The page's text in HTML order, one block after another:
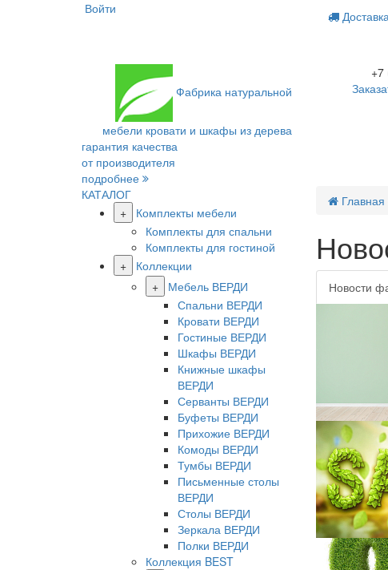
Войти
Фабрика натуральной
мебели кровати и шкафы из дерева
+7
гарантия качества
от производителя
подробнее
КАТАЛОГ
+
Комплекты мебели
Комплекты для спальни
Комплекты для гостиной
+
Коллекции
+
Мебель ВЕРДИ
Спальни ВЕРДИ
Кровати ВЕРДИ
Гостиные ВЕРДИ
Шкафы ВЕРДИ
Книжные шкафы
ВЕРДИ
Серванты ВЕРДИ
Буфеты ВЕРДИ
Прихожие ВЕРДИ
Комоды ВЕРДИ
Тумбы ВЕРДИ
Письменные столы
ВЕРДИ
Столы ВЕРДИ
Зеркала ВЕРДИ
Полки ВЕРДИ
Коллекция BEST
Новости